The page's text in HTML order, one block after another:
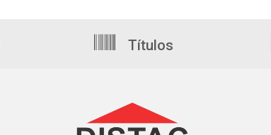
Títulos